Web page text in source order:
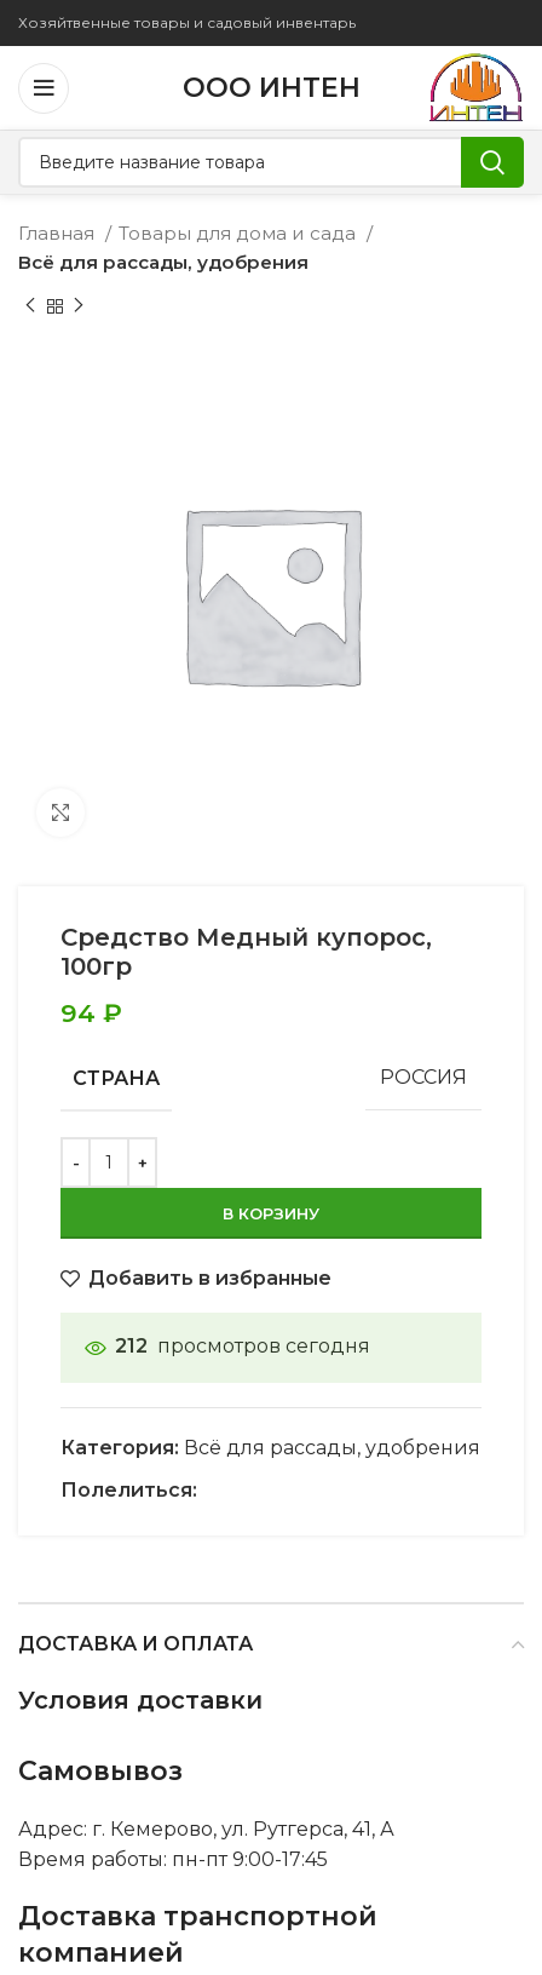
Хозяйтвенные товары и садовый инвентарь
ООО ИНТЕН
Главная
Товары для дома и сада
Всё для рассады, удобрения
Средство Медный купорос,
100гр
94 ₽
СТРАНА РОССИЯ
В КОРЗИНУ
Добавить в избранные
212 просмотров сегодня
Категория: Всё для рассады, удобрения
Полелиться:
ДОСТАВКА И ОПЛАТА
Условия доставки
Самовывоз
Адрес: г. Кемерово, ул. Рутгерса, 41, А
Время работы: пн-пт 9:00-17:45
Доставка транспортной
компанией